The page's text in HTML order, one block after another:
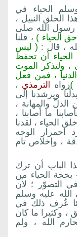
الحياء في
الخلق النبيل ،
رسول الله صلى
الحياء ) ، قلنا
، قال : ( ليس
أن تحفظ
ولتذكر الموت
، فمن فعل
)رواه الترمذي ،
ويرشدنا إلى
والمهانة ،
ما أصابنا ،
الحياء ، لقدنا
احمرار الوجه
، وإخلاص تام
الباب أن ترك
بحجة الحياء من
التصوّر ؛ لأن
الله عليه وسلم
عُرف ذلك في
، وكثيرا ما كان
الله ، ولم